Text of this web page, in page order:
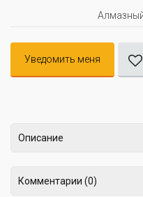
Уведомить меня
Описание
Комментарии (0)